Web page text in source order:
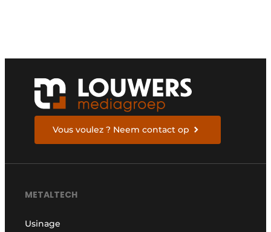
Vous voulez ? Neem contact op
METALTECH
Usinage